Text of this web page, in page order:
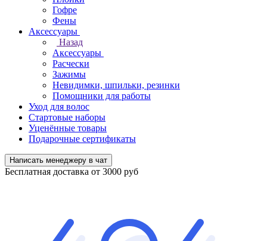
Гофре
Фены
Аксессуары
Назад
Аксессуары
Расчески
Зажимы
Невидимки, шпильки, резинки
Помощники для работы
Уход для волос
Стартовые наборы
Уценённые товары
Подарочные сертификаты
Написать менеджеру в чат
Бесплатная доставка от 3000 руб